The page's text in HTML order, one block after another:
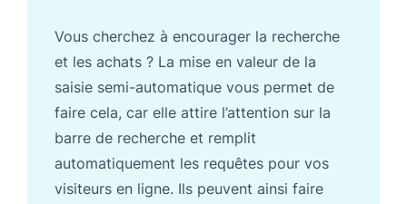
Vous cherchez à encourager la recherche
et les achats ? La mise en valeur de la
saisie semi-automatique vous permet de
faire cela, car elle attire l’attention sur la
barre de recherche et remplit
automatiquement les requêtes pour vos
visiteurs en ligne. Ils peuvent ainsi faire